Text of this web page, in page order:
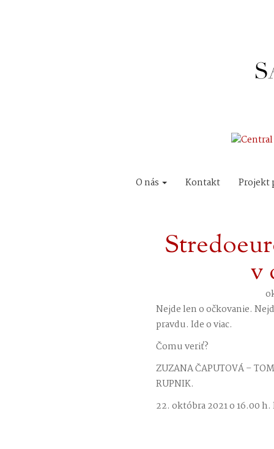
O nás Kontakt Projekt
v
Nejde len o očkovanie.
pravdu. Ide o viac.
Čomu veriť?
ZUZANA ČAPUTOVÁ –
RUPNIK.
22. októbra 2021 o 16.00